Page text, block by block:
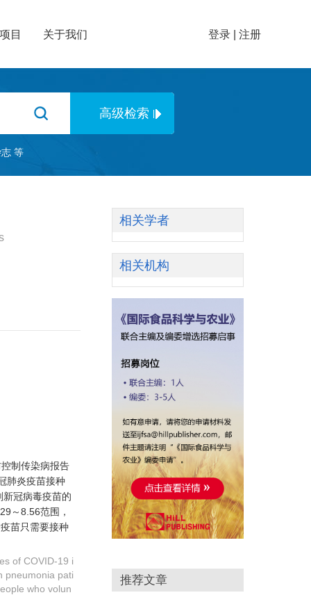
项目 关于我们 登录 注册
等
相关学者
相关机构
推荐文章
制传染病报告
肺炎疫苗接种
冠病毒疫苗的
～8.56范围，
苗只需要接种
of COVID-19 i
pneumonia pati
who volun